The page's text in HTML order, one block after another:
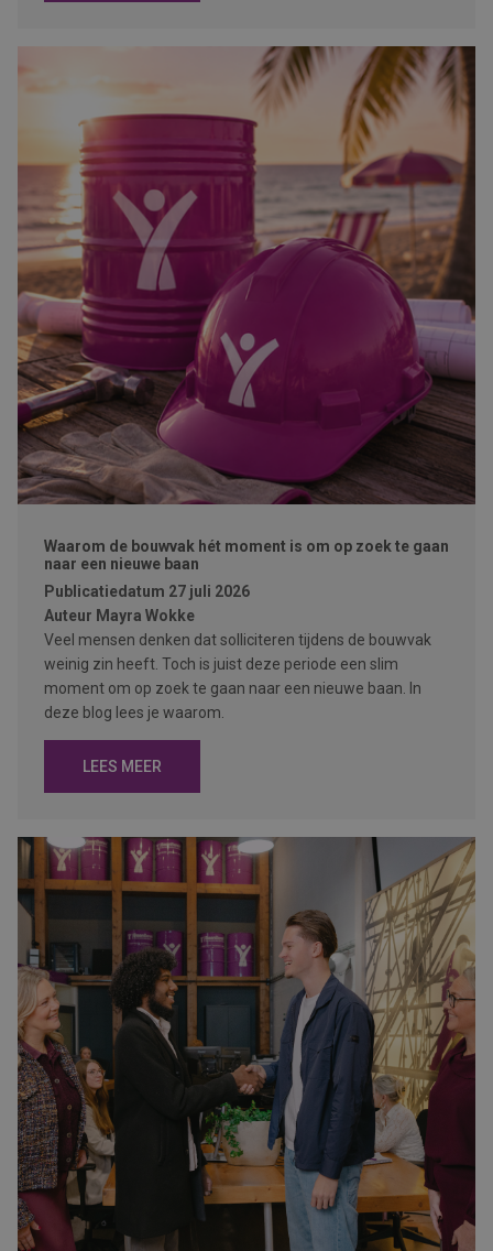
Waarom de bouwvak hét moment is om op zoek te gaan
naar een nieuwe baan
Publicatiedatum 27 juli 2026
Auteur Mayra Wokke
Veel mensen denken dat solliciteren tijdens de bouwvak
weinig zin heeft. Toch is juist deze periode een slim
moment om op zoek te gaan naar een nieuwe baan. In
deze blog lees je waarom.
LEES MEER